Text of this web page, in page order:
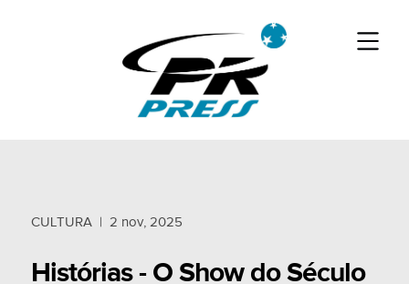
CULTURA| 2 nov, 2025
Histórias - O Show do Século